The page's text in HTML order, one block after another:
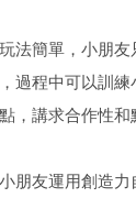
法簡單，小朋
過程中可以訓
，講求合作性和
朋友運用創造